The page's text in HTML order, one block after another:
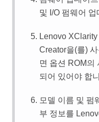
및 I/O 펌웨어
Lenovo
Creator을(를)
면 옵션 ROM의
되어 있어야 합
모델 이름 및 펌
부 정보를